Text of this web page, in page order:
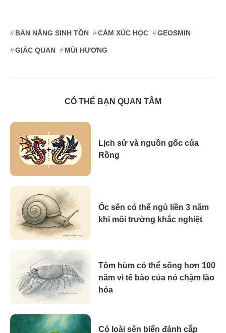
BẢN NĂNG SINH TỒN CẢM XÚC HỌC GEOSMIN
GIÁC QUAN MÙI HƯƠNG
CÓ THỂ BẠN QUAN TÂM
Lịch sử và nguồn gốc của
Rồng
Ốc sên có thể ngủ liền 3 năm
khi môi trường khắc nghiệt
Tôm hùm có thể sống hơn 100
năm vì tế bào của nó chậm lão
hóa
Có loài sên biển đánh cắp